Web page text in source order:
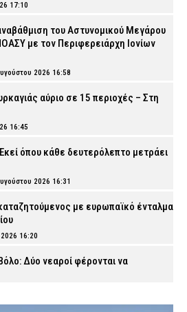
17:10
του Αστυνομικού Μεγάρου
με τον Περιφερειάρχη Ιονίων
2026 16:58
αύριο σε 15 περιοχές – Στη
16:45
όπου κάθε δευτερόλεπτο μετράει
2026 16:31
με ευρωπαϊκό ένταλμα
16:20
Δύο νεαροί φέρονται να